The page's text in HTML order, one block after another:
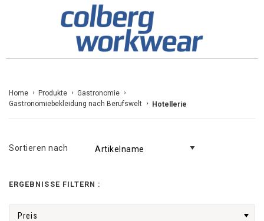
Inhalt
Home Produkte
Gastronomie
Gastronomiebekleidung nach Berufswelt
Hotellerie
Sortieren nach
ERGEBNISSE FILTERN :
Preis